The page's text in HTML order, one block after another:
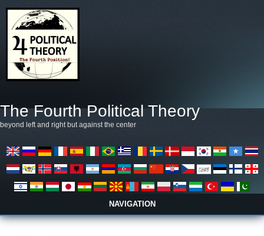
The Fourth Political Theory
beyond left and right but against the center
NAVIGATION